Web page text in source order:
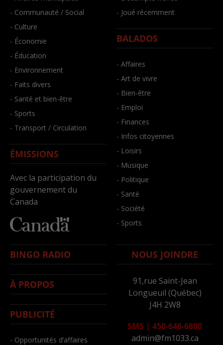
- Communauté / Social
- Culture
- Économie
- Éducation
- Environnement
- Faits divers
- Santé et bien-être
- Sports
- Transport / Circulation
ÉMISSIONS
Avec la participation du
gouvernement du
Canada
- Joué récemment
BALADOS
- Affaires
- Art de vivre
- Bien-être
- Emploi
- Finances
- Infos citoyennes
- Loisirs
- Musique
- Politique
- Santé
- Société
- Sports
BINGO RADIO
À PROPOS
PUBLICITÉ
- Opportunités d’affaires
NOUS JOINDRE
91,rue Saint-Jean
Longueuil (Québec)
J4H 2W8
SMS | 450-646-6800
admin@fm1033.ca